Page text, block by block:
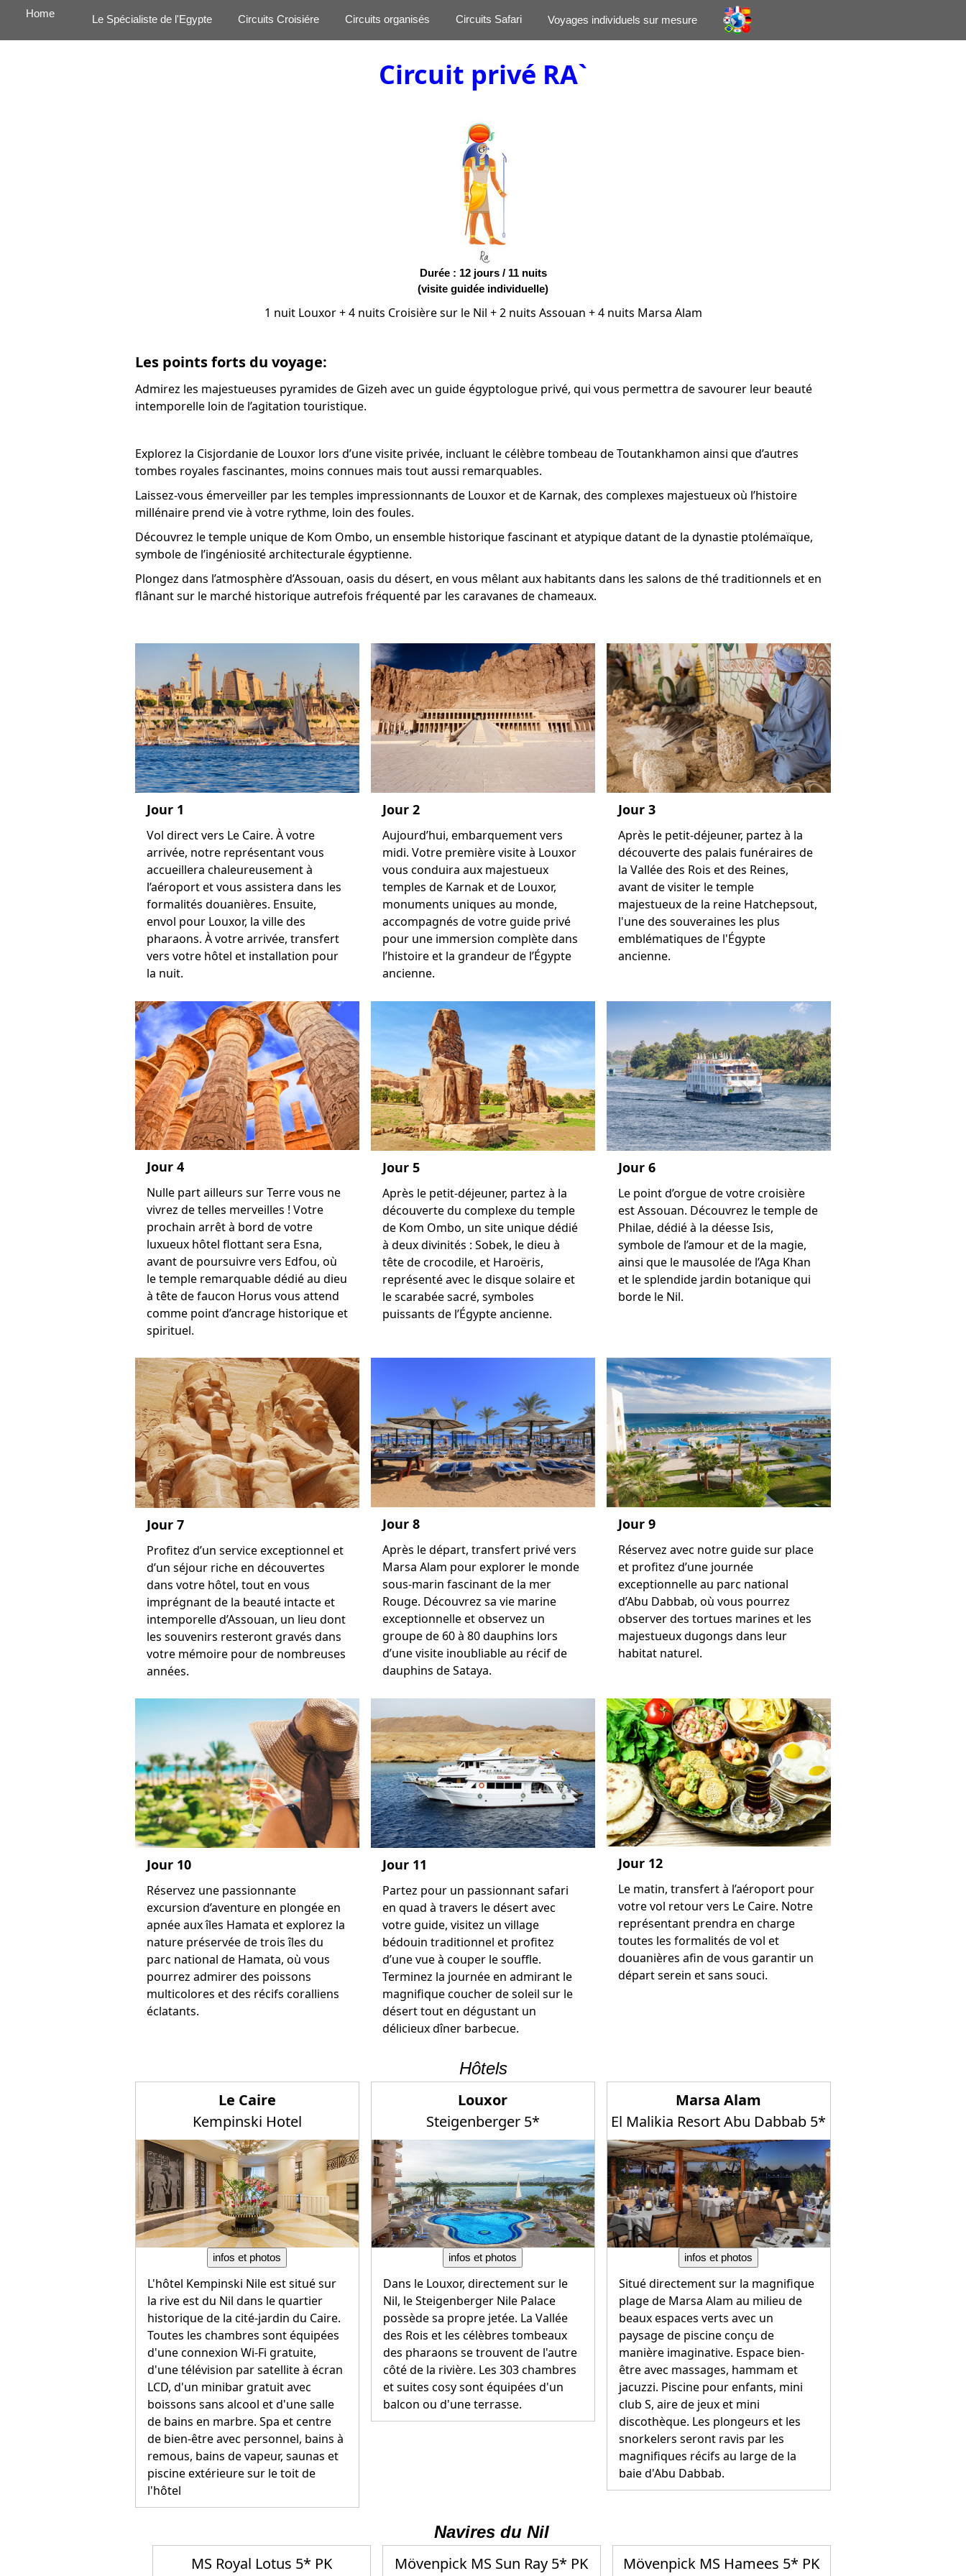
Home Le Spécialiste de l'Egypte Circuits Croisiére Circuits organisés Circuits Safari Voyages individuels sur mesure
Circuit privé RA`
Durée : 12 jours / 11 nuits
(visite guidée individuelle)
1 nuit Louxor + 4 nuits Croisière sur le Nil + 2 nuits Assouan + 4 nuits Marsa Alam
Les points forts du voyage:
Admirez les majestueuses pyramides de Gizeh avec un guide égyptologue privé, qui vous permettra de savourer leur beauté
intemporelle loin de l’agitation touristique.
Explorez la Cisjordanie de Louxor lors d’une visite privée, incluant le célèbre tombeau de Toutankhamon ainsi que d’autres
tombes royales fascinantes, moins connues mais tout aussi remarquables.
Laissez-vous émerveiller par les temples impressionnants de Louxor et de Karnak, des complexes majestueux où l’histoire
millénaire prend vie à votre rythme, loin des foules.
Découvrez le temple unique de Kom Ombo, un ensemble historique fascinant et atypique datant de la dynastie ptolémaïque,
symbole de l’ingéniosité architecturale égyptienne.
Plongez dans l’atmosphère d’Assouan, oasis du désert, en vous mêlant aux habitants dans les salons de thé traditionnels et en
flânant sur le marché historique autrefois fréquenté par les caravanes de chameaux.
Jour 1
Vol direct vers Le Caire. À votre
arrivée, notre représentant vous
accueillera chaleureusement à
l’aéroport et vous assistera dans les
formalités douanières. Ensuite,
envol pour Louxor, la ville des
pharaons. À votre arrivée, transfert
vers votre hôtel et installation pour
la nuit.
Jour 2
Aujourd’hui, embarquement vers
midi. Votre première visite à Louxor
vous conduira aux majestueux
temples de Karnak et de Louxor,
monuments uniques au monde,
accompagnés de votre guide privé
pour une immersion complète dans
l’histoire et la grandeur de l’Égypte
ancienne.
Jour 3
Après le petit-déjeuner, partez à la
découverte des palais funéraires de
la Vallée des Rois et des Reines,
avant de visiter le temple
majestueux de la reine Hatchepsout,
l'une des souveraines les plus
emblématiques de l'Égypte
ancienne.
Jour 4
Nulle part ailleurs sur Terre vous ne
vivrez de telles merveilles ! Votre
prochain arrêt à bord de votre
luxueux hôtel flottant sera Esna,
avant de poursuivre vers Edfou, où
le temple remarquable dédié au dieu
à tête de faucon Horus vous attend
comme point d’ancrage historique et
spirituel.
Jour 5
Après le petit-déjeuner, partez à la
découverte du complexe du temple
de Kom Ombo, un site unique dédié
à deux divinités : Sobek, le dieu à
tête de crocodile, et Haroëris,
représenté avec le disque solaire et
le scarabée sacré, symboles
puissants de l’Égypte ancienne.
Jour 6
Le point d’orgue de votre croisière
est Assouan. Découvrez le temple de
Philae, dédié à la déesse Isis,
symbole de l’amour et de la magie,
ainsi que le mausolée de l’Aga Khan
et le splendide jardin botanique qui
borde le Nil.
Jour 7
Profitez d’un service exceptionnel et
d’un séjour riche en découvertes
dans votre hôtel, tout en vous
imprégnant de la beauté intacte et
intemporelle d’Assouan, un lieu dont
les souvenirs resteront gravés dans
votre mémoire pour de nombreuses
années.
Jour 8
Après le départ, transfert privé vers
Marsa Alam pour explorer le monde
sous-marin fascinant de la mer
Rouge. Découvrez sa vie marine
exceptionnelle et observez un
groupe de 60 à 80 dauphins lors
d’une visite inoubliable au récif de
dauphins de Sataya.
Jour 9
Réservez avec notre guide sur place
et profitez d’une journée
exceptionnelle au parc national
d’Abu Dabbab, où vous pourrez
observer des tortues marines et les
majestueux dugongs dans leur
habitat naturel.
Jour 10
Réservez une passionnante
excursion d’aventure en plongée en
apnée aux îles Hamata et explorez la
nature préservée de trois îles du
parc national de Hamata, où vous
pourrez admirer des poissons
multicolores et des récifs coralliens
éclatants.
Jour 11
Partez pour un passionnant safari
en quad à travers le désert avec
votre guide, visitez un village
bédouin traditionnel et profitez
d’une vue à couper le souffle.
Terminez la journée en admirant le
magnifique coucher de soleil sur le
désert tout en dégustant un
délicieux dîner barbecue.
Jour 12
Le matin, transfert à l’aéroport pour
votre vol retour vers Le Caire. Notre
représentant prendra en charge
toutes les formalités de vol et
douanières afin de vous garantir un
départ serein et sans souci.
Hôtels
Le Caire
Kempinski Hotel
infos et photos
L'hôtel Kempinski Nile est situé sur
la rive est du Nil dans le quartier
historique de la cité-jardin du Caire.
Toutes les chambres sont équipées
d'une connexion Wi-Fi gratuite,
d'une télévision par satellite à écran
LCD, d'un minibar gratuit avec
boissons sans alcool et d'une salle
de bains en marbre. Spa et centre
de bien-être avec personnel, bains à
remous, bains de vapeur, saunas et
piscine extérieure sur le toit de
l'hôtel
Louxor
Steigenberger 5*
infos et photos
Dans le Louxor, directement sur le
Nil, le Steigenberger Nile Palace
possède sa propre jetée. La Vallée
des Rois et les célèbres tombeaux
des pharaons se trouvent de l'autre
côté de la rivière. Les 303 chambres
et suites cosy sont équipées d'un
balcon ou d'une terrasse.
Marsa Alam
El Malikia Resort Abu Dabbab 5*
infos et photos
Situé directement sur la magnifique
plage de Marsa Alam au milieu de
beaux espaces verts avec un
paysage de piscine conçu de
manière imaginative. Espace bien-
être avec massages, hammam et
jacuzzi. Piscine pour enfants, mini
club S, aire de jeux et mini
discothèque. Les plongeurs et les
snorkelers seront ravis par les
magnifiques récifs au large de la
baie d'Abu Dabbab.
Navires du Nil
MS Royal Lotus 5* PK
Mövenpick MS Sun Ray 5* PK Mövenpick MS Hamees 5* PK